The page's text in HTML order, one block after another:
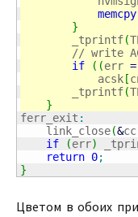
memcpy
}
        _tprintf
(
// write
if
( (err =
            acsk
[
        _tprintf
(
}
ferr_exit :
    link_close
(&
if
(err)
return 0;
}
Цветом в обоих